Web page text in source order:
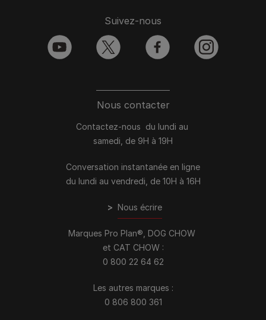
Nous contacter
Contactez-nous du lundi au
samedi, de 9H à 19H
Conversation instantanée en ligne
du lundi au vendredi, de 10H à 16H
> Nous écrire
Marques Pro Plan®, DOG CHOW
et CAT CHOW :
0 800 22 64 62
Les autres marques :​
0 806 800 361
Suivez-nous
youtube twitter facebook instagram